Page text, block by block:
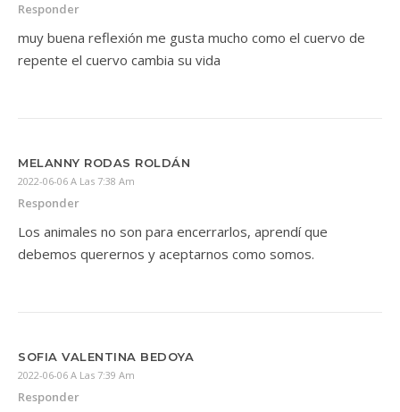
Responder
muy buena reflexión me gusta mucho como el cuervo de
repente el cuervo cambia su vida
MELANNY RODAS ROLDÁN
2022-06-06 A Las 7:38 Am
Responder
Los animales no son para encerrarlos, aprendí que
debemos querernos y aceptarnos como somos.
SOFIA VALENTINA BEDOYA
2022-06-06 A Las 7:39 Am
Responder